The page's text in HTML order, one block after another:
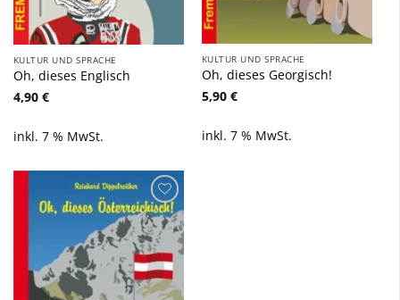
KULTUR UND SPRACHE
Oh, dieses Englisch
4,90 €
inkl. 7 % MwSt.
KULTUR UND SPRACHE
Oh, dieses Georgisch!
5,90 €
inkl. 7 % MwSt.
Zu
Wunschliste
hinzufügen